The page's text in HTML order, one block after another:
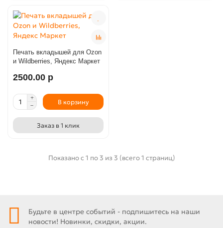
Печать вкладышей для Ozon
и Wildberries, Яндекс Маркет
2500.00 р
В корзину
Заказ в 1 клик
Показано с 1 по 3 из 3 (всего 1 страниц)
Будьте в центре событий - подпишитесь на наши
новости! Новинки, скидки, акции.